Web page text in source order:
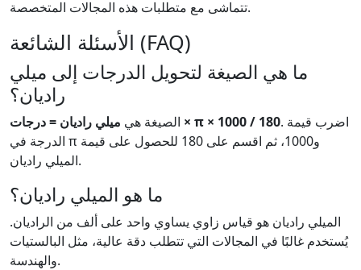
تتماشى مع متطلبات هذه المجالات المتخصصة.
الأسئلة الشائعة (FAQ)
ما هي الصيغة لتحويل الدرجات إلى ميلي
راديان؟
الصيغة هي ميلي راديان = درجات × π × 1000 / 180. اضرب قيمة
الدرجة في π و1000، ثم اقسم على 180 للحصول على قيمة
الميلي راديان.
ما هو الميلي راديان؟
الميلي راديان هو قياس زاوي يساوي واحد على ألف من الراديان.
يُستخدم غالبًا في المجالات التي تتطلب دقة عالية، مثل البالستيات
والهندسة.